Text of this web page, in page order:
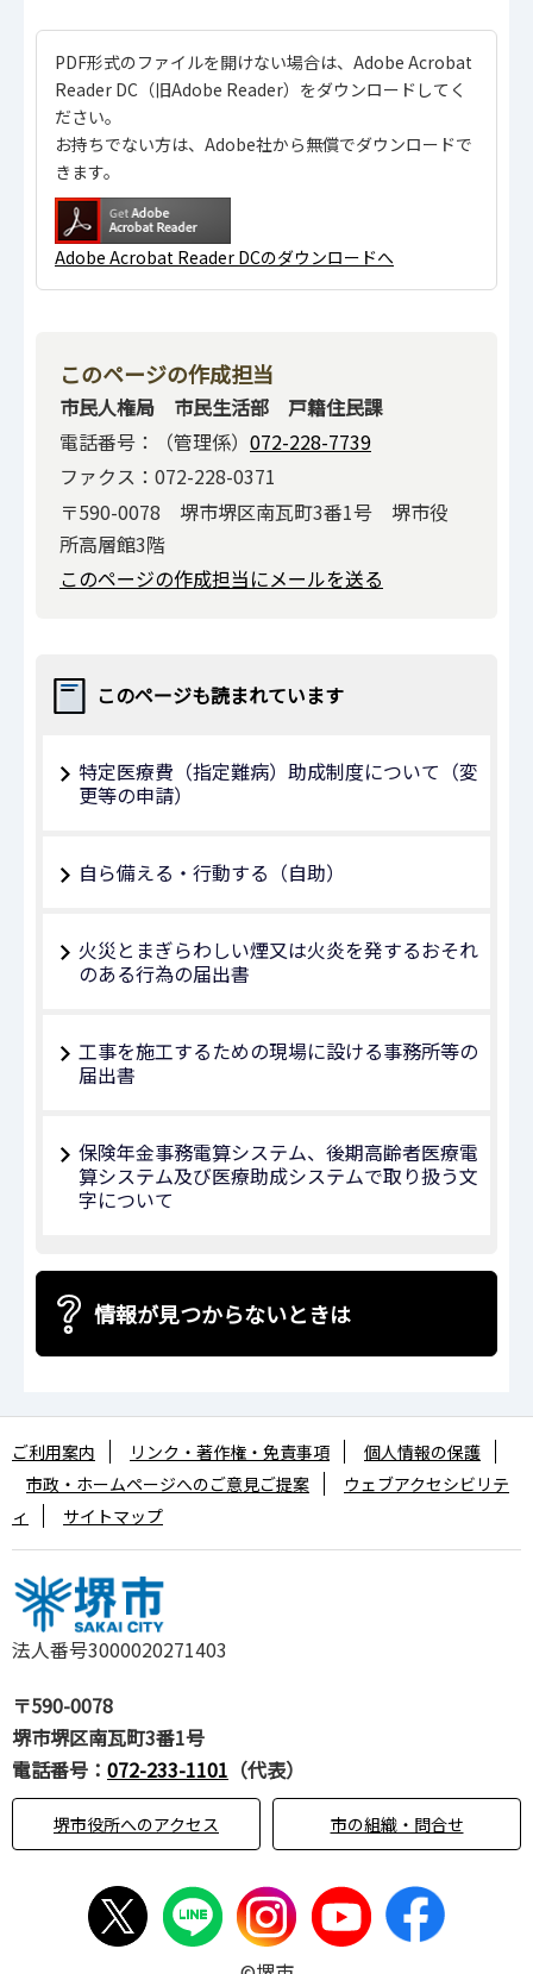
PDF形式のファイルを開けない場合は、Adobe Acrobat
Reader DC（旧Adobe Reader）をダウンロードしてく
ださい。
お持ちでない方は、Adobe社から無償でダウンロードで
きます。
Adobe Acrobat Reader DCのダウンロードへ
このページの作成担当
市民人権局 市民生活部 戸籍住民課
電話番号：（管理係） 072-228-7739
ファクス：072-228-0371
〒590-0078 堺市堺区南瓦町3番1号 堺市役
所高層館3階
このページの作成担当にメールを送る
このページも読まれています
特定医療費（指定難病）助成制度について（変
更等の申請）
自ら備える・行動する（自助）
火災とまぎらわしい煙又は火炎を発するおそれ
のある行為の届出書
工事を施工するための現場に設ける事務所等の
届出書
保険年金事務電算システム、後期高齢者医療電
算システム及び医療助成システムで取り扱う文
字について
情報が見つからないときは
法人番号3000020271403
〒590-0078
堺市堺区南瓦町3番1号
電話番号： 072-233-1101 （代表）
堺市役所へのアクセス 市の組織・問合せ
ご利用案内 リンク・著作権・免責事項
個人情報の保護
市政・ホームページへのご意見ご提案
ウェブアクセシビリテ
ィ
サイトマップ